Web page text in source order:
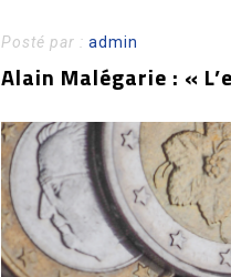
Posté par : admin
Alain Malégarie : «